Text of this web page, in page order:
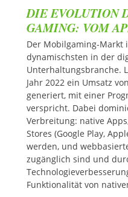
DIE EVOLUTION
GAMING: VOM
Der Mobilgaming-Markt
dynamischsten in der
Unterhaltungsbranche.
Jahr 2022 ein Umsatz
generiert, mit einer
verspricht. Dabei
Verbreitung: native
Stores (Google Play,
werden, und
zugänglich sind und
Funktionalität von